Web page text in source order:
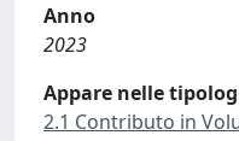
Anno
2023
Appare nelle
2.1 Contributo in